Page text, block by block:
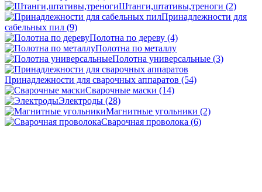
Штанги,штативы,треноги (2)
Принадлежности для
сабельных пил (9)
Полотна по дереву (4)
Полотна по металлу
Полотна универсальные (3)
Принадлежности для сварочных аппаратов (54)
Сварочные маски (14)
Электроды (28)
Магнитные угольники (2)
Сварочная проволока (6)